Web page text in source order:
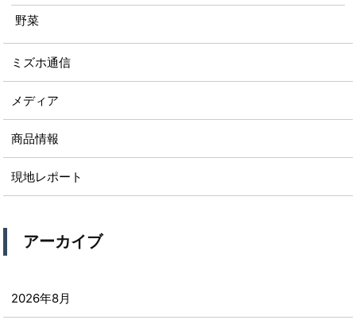
野菜
ミズホ通信
メディア
商品情報
現地レポート
アーカイブ
2026年8月